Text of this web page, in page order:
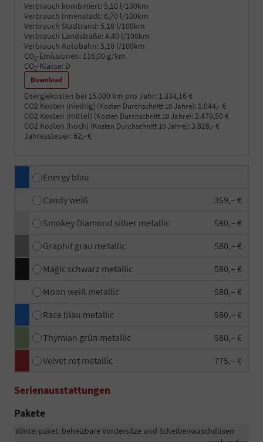
Verbrauch kombiniert: 5,10 l/100km
Verbrauch Innenstadt: 6,70 l/100km
Verbrauch Stadtrand: 5,10 l/100km
Verbrauch Landstraße: 4,40 l/100km
Verbrauch Autobahn: 5,10 l/100km
CO2-Emissionen: 116,00 g/km
CO2-Klasse: D
Download
Energiekosten bei 15.000 km pro Jahr: 1.334,16 €
CO2 Kosten (niedrig) (Kosten Durchschnitt 10 Jahre): 1.044,- €
CO2 Kosten (mittel) (Kosten Durchschnitt 10 Jahre): 2.479,50 €
CO2 Kosten (hoch) (Kosten Durchschnitt 10 Jahre): 3.828,- €
Jahressteuer: 62,- €
Energy blau
Candy weiß
359,– €
Smokey Diamond silber metallic
580,– €
Graphit grau metallic
580,– €
Magic schwarz metallic
580,– €
Moon weiß metallic
580,– €
Race blau metallic
580,– €
Thymian grün metallic
580,– €
Velvet rot metallic
775,– €
Serienausstattungen
Pakete
Winterpaket: beheizbare Vordersitze und Scheibenwaschdüsen